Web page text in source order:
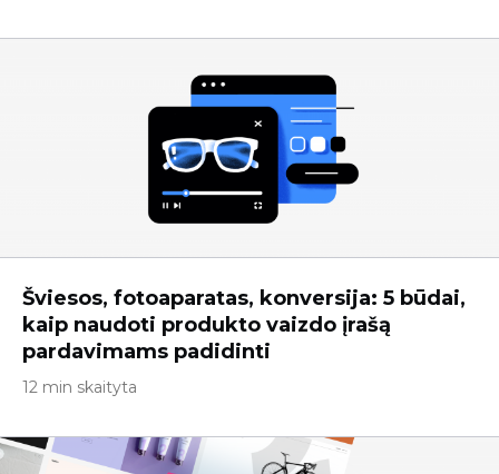
Šviesos, fotoaparatas, konversija: 5 būdai,
kaip naudoti produkto vaizdo įrašą
pardavimams padidinti
12 min skaityta